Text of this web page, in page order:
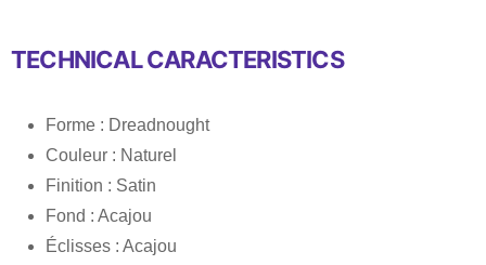
TECHNICAL CARACTERISTICS
Forme : Dreadnought
Couleur : Naturel
Finition : Satin
Fond : Acajou
Éclisses : Acajou